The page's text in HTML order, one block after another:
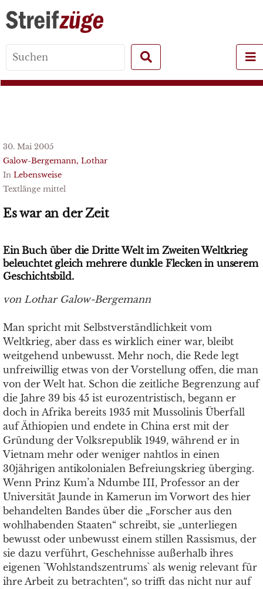
for:
30. Mai 2005
Galow-Bergemann, Lothar
In Lebensweise
Textlänge mittel
Es war an der Zeit
Ein Buch über die Dritte Welt im Zweiten Weltkrieg
beleuchtet gleich mehrere dunkle Flecken in unserem
Geschichtsbild.
von Lothar Galow-Bergemann
Man spricht mit Selbstverständlichkeit vom
Weltkrieg, aber dass es wirklich einer war, bleibt
weitgehend unbewusst. Mehr noch, die Rede legt
unfreiwillig etwas von der Vorstellung offen, die man
von der Welt hat. Schon die zeitliche Begrenzung auf
die Jahre 39 bis 45 ist eurozentristisch, begann er
doch in Afrika bereits 1935 mit Mussolinis Überfall
auf Äthiopien und endete in China erst mit der
Gründung der Volksrepublik 1949, während er in
Vietnam mehr oder weniger nahtlos in einen
30jährigen antikolonialen Befreiungskrieg überging.
Wenn Prinz Kum’a Ndumbe III, Professor an der
Universität Jaunde in Kamerun im Vorwort des hier
behandelten Bandes über die „Forscher aus den
wohlhabenden Staaten“ schreibt, sie „unterliegen
bewusst oder unbewusst einem stillen Rassismus, der
sie dazu verführt, Geschehnisse außerhalb ihres
eigenen `Wohlstandszentrums` als wenig relevant für
ihre Arbeit zu betrachten“, so trifft das nicht nur auf